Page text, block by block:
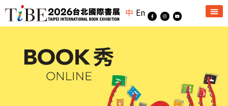
中 En